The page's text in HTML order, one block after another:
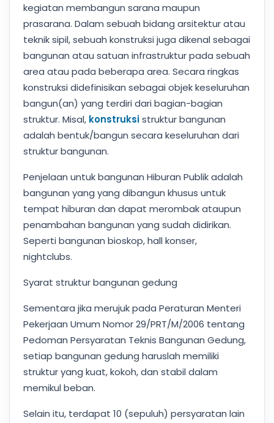
kegiatan membangun sarana maupun
prasarana. Dalam sebuah bidang arsitektur atau
teknik sipil, sebuah konstruksi juga dikenal sebagai
bangunan atau satuan infrastruktur pada sebuah
area atau pada beberapa area. Secara ringkas
konstruksi didefinisikan sebagai objek keseluruhan
bangun(an) yang terdiri dari bagian-bagian
struktur. Misal, konstruksistruktur bangunan
adalah bentuk/bangun secara keseluruhan dari
struktur bangunan.
Penjelaan untuk bangunan Hiburan Publik adalah
bangunan yang yang dibangun khusus untuk
tempat hiburan dan dapat merombak ataupun
penambahan bangunan yang sudah didirikan.
Seperti bangunan bioskop, hall konser,
nightclubs.
Syarat struktur bangunan gedung
Sementara jika merujuk pada Peraturan Menteri
Pekerjaan Umum Nomor 29/PRT/M/2006 tentang
Pedoman Persyaratan Teknis Bangunan Gedung,
setiap bangunan gedung haruslah memiliki
struktur yang kuat, kokoh, dan stabil dalam
memikul beban.
Selain itu, terdapat 10 (sepuluh) persyaratan lain